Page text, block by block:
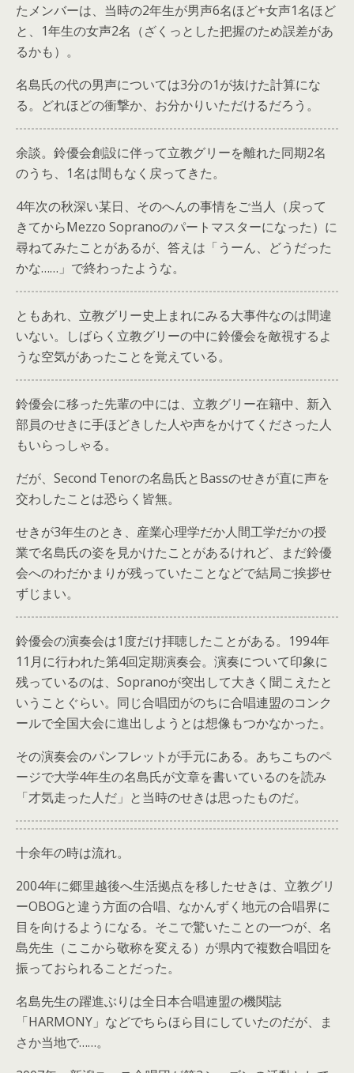
たメンバーは、当時の2年生が男声6名ほど+女声1名ほど
と、1年生の女声2名（ざくっとした把握のため誤差があ
るかも）。
名島氏の代の男声については3分の1が抜けた計算にな
る。どれほどの衝撃か、お分かりいただけるだろう。
余談。鈴優会創設に伴って立教グリーを離れた同期2名
のうち、1名は間もなく戻ってきた。
4年次の秋深い某日、そのへんの事情をご当人（戻って
きてからMezzo Sopranoのパートマスターになった）に
尋ねてみたことがあるが、答えは「うーん、どうだった
かな……」で終わったような。
ともあれ、立教グリー史上まれにみる大事件なのは間違
いない。しばらく立教グリーの中に鈴優会を敵視するよ
うな空気があったことを覚えている。
鈴優会に移った先輩の中には、立教グリー在籍中、新入
部員のせきに手ほどきした人や声をかけてくださった人
もいらっしゃる。
だが、Second Tenorの名島氏とBassのせきが直に声を
交わしたことは恐らく皆無。
せきが3年生のとき、産業心理学だか人間工学だかの授
業で名島氏の姿を見かけたことがあるけれど、まだ鈴優
会へのわだかまりが残っていたことなどで結局ご挨拶せ
ずじまい。
鈴優会の演奏会は1度だけ拝聴したことがある。1994年
11月に行われた第4回定期演奏会。演奏について印象に
残っているのは、Sopranoが突出して大きく聞こえたと
いうことぐらい。同じ合唱団がのちに合唱連盟のコンク
ールで全国大会に進出しようとは想像もつかなかった。
その演奏会のパンフレットが手元にある。あちこちのペ
ージで大学4年生の名島氏が文章を書いているのを読み
「才気走った人だ」と当時のせきは思ったものだ。
十余年の時は流れ。
2004年に郷里越後へ生活拠点を移したせきは、立教グリ
ーOBOGと違う方面の合唱、なかんずく地元の合唱界に
目を向けるようになる。そこで驚いたことの一つが、名
島先生（ここから敬称を変える）が県内で複数合唱団を
振っておられることだった。
名島先生の躍進ぶりは全日本合唱連盟の機関誌
「HARMONY」などでちらほら目にしていたのだが、ま
さか当地で……。